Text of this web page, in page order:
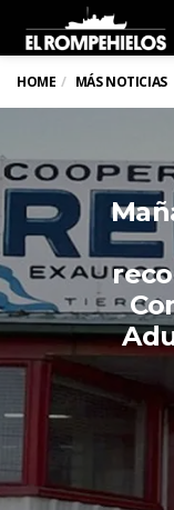
HOME MÁS NOTICIAS